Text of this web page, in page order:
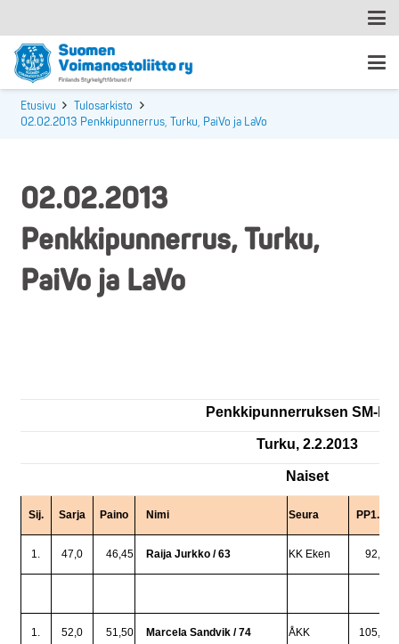
Etusivu
Tulosarkisto
02.02.2013 Penkkipunnerrus, Turku, PaiVo ja LaVo
02.02.2013
Penkkipunnerrus, Turku,
PaiVo ja LaVo
Penkkipunnerruksen SM-
Turku, 2.2.2013
Naiset
Sij. Sarja Paino Nimi Seura PP1.
1. 47,0 46,45 Raija Jurkko / 63 KK Eken 92,5
1. 52,0 51,50 Marcela Sandvik / 74 ÅKK 105,0